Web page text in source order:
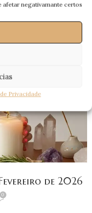
negativamante certos
Privacidade
de 2026
0